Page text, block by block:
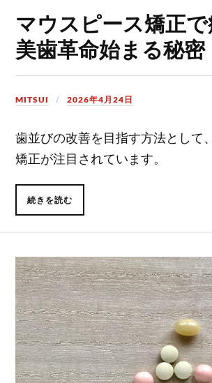
マウスピース矯正
美歯革命始まる秘密
MITSUI 2026年4月24日
歯並びの改善を目指す方法として
矯正が注目されています。
続きを読む